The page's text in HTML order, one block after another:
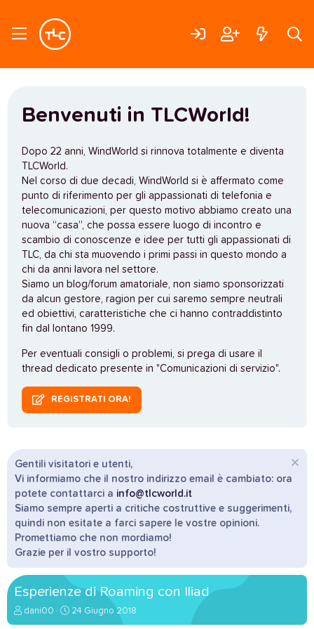
Benvenuti in TLCWorld!
Dopo 22 anni, WindWorld si rinnova totalmente e diventa
TLCWorld.
Nel corso di due decadi, WindWorld si è affermato come
punto di riferimento per gli appassionati di telefonia e
telecomunicazioni, per questo motivo abbiamo creato una
nuova “casa”, che possa essere luogo di incontro e
scambio di conoscenze e idee per tutti gli appassionati di
TLC, da chi sta muovendo i primi passi in questo mondo a
chi da anni lavora nel settore.
Siamo un blog/forum amatoriale, non siamo sponsorizzati
da alcun gestore, ragion per cui saremo sempre neutrali
ed obiettivi, caratteristiche che ci hanno contraddistinto
fin dal lontano 1999.
Per eventuali consigli o problemi, si prega di usare il
thread dedicato presente in "Comunicazioni di servizio".
REGISTRATI ORA!
Gentili visitatori e utenti,
Vi informiamo che il nostro indirizzo email è cambiato: ora
potete contattarci a info@tlcworld.it
Siamo sempre aperti a critiche costruttive e suggerimenti,
quindi non esitate a farci sapere le vostre opinioni.
Promettiamo che non mordiamo!
Grazie per il vostro supporto!
Esperienze di Roaming con Iliad
A
u
dani00
D
a
24 Giugno 2018